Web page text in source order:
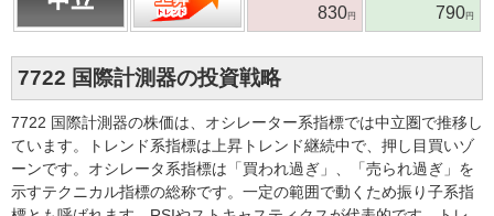
830円 790円
7722 国際計測器の投資戦略
7722 国際計測器の株価は、オシレーター系指標では中立圏で推移し
ています。トレンド系指標は上昇トレンド継続中で、押し目買いゾ
ーンです。オシレータ系指標は「買われ過ぎ」、「売られ過ぎ」を
示すテクニカル指標の総称です。一定の範囲で動くため振り子系指